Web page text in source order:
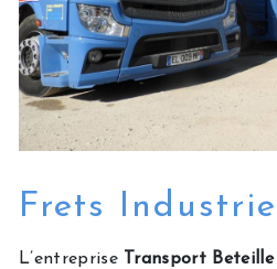
Frets
L’entreprise Transport Beteille